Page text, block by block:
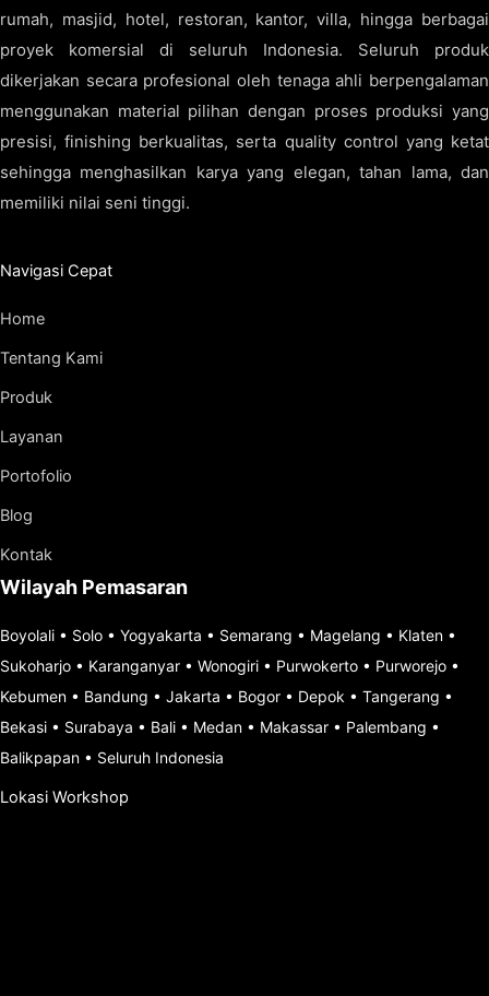
rumah, masjid, hotel, restoran, kantor, villa, hingga berbagai
proyek komersial di seluruh Indonesia. Seluruh produk
dikerjakan secara profesional oleh tenaga ahli berpengalaman
menggunakan material pilihan dengan proses produksi yang
presisi, finishing berkualitas, serta quality control yang ketat
sehingga menghasilkan karya yang elegan, tahan lama, dan
memiliki nilai seni tinggi.
Navigasi Cepat
Home
Tentang Kami
Produk
Layanan
Portofolio
Blog
Kontak
Wilayah Pemasaran
Boyolali • Solo • Yogyakarta • Semarang • Magelang • Klaten •
Sukoharjo • Karanganyar • Wonogiri • Purwokerto • Purworejo •
Kebumen • Bandung • Jakarta • Bogor • Depok • Tangerang •
Bekasi • Surabaya • Bali • Medan • Makassar • Palembang •
Balikpapan • Seluruh Indonesia
Lokasi Workshop